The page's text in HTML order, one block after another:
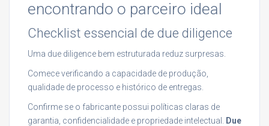
encontrando o parceiro ideal
Checklist essencial de due diligence
Uma due diligence bem estruturada reduz surpresas.
Comece verificando a capacidade de produção,
qualidade de processo e histórico de entregas.
Confirme se o fabricante possui políticas claras de
garantia, confidencialidade e propriedade intelectual.
Due